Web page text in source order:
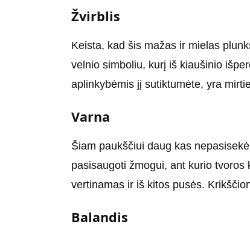
Žvirblis
Keista, kad šis mažas ir mielas
velnio simboliu, kurį iš kiaušinio
aplinkybėmis jį sutiktumėte, yra
Varna
Šiam paukščiui daug kas
pasisaugoti žmogui, ant kurio
vertinamas ir iš kitos pusės.
Balandis